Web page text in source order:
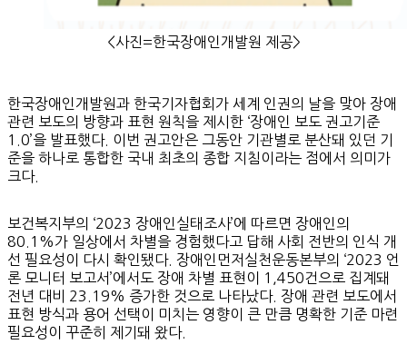
<사진=한국장애인개발원 제공>
한국장애인개발원과 한국기자협회가 세계 인권의 날을 맞아 장애
관련 보도의 방향과 표현 원칙을 제시한 ‘장애인 보도 권고기준
1.0’을 발표했다. 이번 권고안은 그동안 기관별로 분산돼 있던 기
준을 하나로 통합한 국내 최초의 종합 지침이라는 점에서 의미가
크다.
보건복지부의 ‘2023 장애인실태조사’에 따르면 장애인의
80.1%가 일상에서 차별을 경험했다고 답해 사회 전반의 인식 개
선 필요성이 다시 확인됐다. 장애인먼저실천운동본부의 ‘2023 언
론 모니터 보고서’에서도 장애 차별 표현이 1,450건으로 집계돼
전년 대비 23.19% 증가한 것으로 나타났다. 장애 관련 보도에서
표현 방식과 용어 선택이 미치는 영향이 큰 만큼 명확한 기준 마련
필요성이 꾸준히 제기돼 왔다.